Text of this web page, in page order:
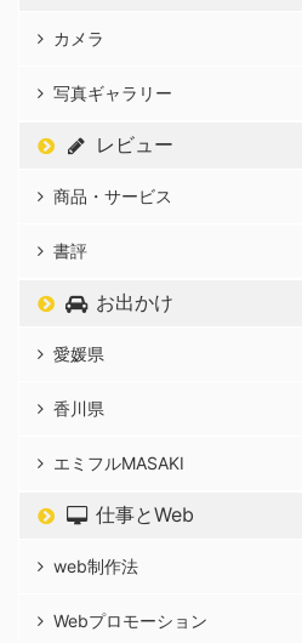
カメラ
写真ギャラリー
レビュー
商品・サービス
書評
お出かけ
愛媛県
香川県
エミフルMASAKI
仕事とWeb
web制作法
Webプロモーション